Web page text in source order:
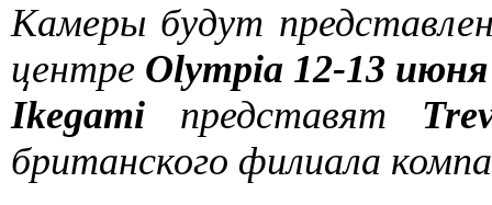
Камеры будут
центре Olympia 12-13
Ikegami представят
британского филиала